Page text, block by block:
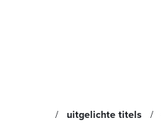
uitgelichte titels